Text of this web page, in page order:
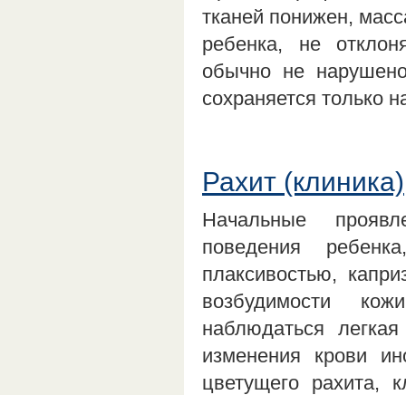
тканей понижен,
ребенка, не
обычно не
сохраняется только
Рахит (клиника)
Начальные
поведения
плаксивостью,
возбудимости
наблюдаться
изменения крови
цветущего рахита,